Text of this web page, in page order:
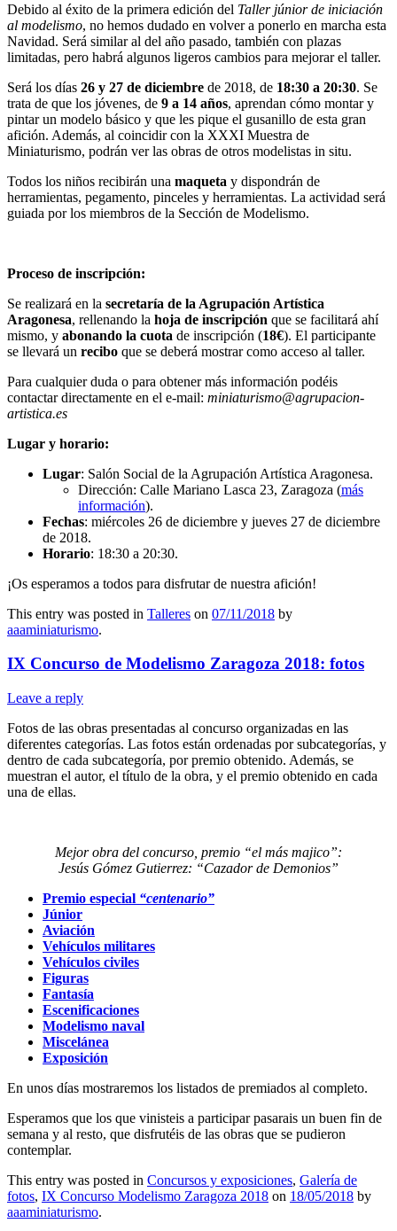
Debido al éxito de la primera edición del Taller júnior de iniciación
al modelismo, no hemos dudado en volver a ponerlo en marcha esta
Navidad. Será similar al del año pasado, también con plazas
limitadas, pero habrá algunos ligeros cambios para mejorar el taller.
Será los días 26 y 27 de diciembre de 2018, de 18:30 a 20:30. Se
trata de que los jóvenes, de 9 a 14 años, aprendan cómo montar y
pintar un modelo básico y que les pique el gusanillo de esta gran
afición. Además, al coincidir con la XXXI Muestra de
Miniaturismo, podrán ver las obras de otros modelistas in situ.
Todos los niños recibirán una maqueta y dispondrán de
herramientas, pegamento, pinceles y herramientas. La actividad será
guiada por los miembros de la Sección de Modelismo.
Proceso de inscripción:
Se realizará en la secretaría de la Agrupación Artística
Aragonesa, rellenando la hoja de inscripción que se facilitará ahí
mismo, y abonando la cuota de inscripción (18€). El participante
se llevará un recibo que se deberá mostrar como acceso al taller.
Para cualquier duda o para obtener más información podéis
contactar directamente en el e-mail: miniaturismo@agrupacion-
artistica.es
Lugar y horario:
Lugar: Salón Social de la Agrupación Artística Aragonesa.
Dirección: Calle Mariano Lasca 23, Zaragoza (más
información).
Fechas: miércoles 26 de diciembre y jueves 27 de diciembre
de 2018.
Horario: 18:30 a 20:30.
¡Os esperamos a todos para disfrutar de nuestra afición!
This entry was posted in Talleres on 07/11/2018 by
aaaminiaturismo.
IX Concurso de Modelismo Zaragoza 2018: fotos
Leave a reply
Fotos de las obras presentadas al concurso organizadas en las
diferentes categorías. Las fotos están ordenadas por subcategorías, y
dentro de cada subcategoría, por premio obtenido. Además, se
muestran el autor, el título de la obra, y el premio obtenido en cada
una de ellas.
Mejor obra del concurso, premio “el más majico”:
Jesús Gómez Gutierrez: “Cazador de Demonios”
Premio especial “centenario”
Júnior
Aviación
Vehículos militares
Vehículos civiles
Figuras
Fantasía
Escenificaciones
Modelismo naval
Miscelánea
Exposición
En unos días mostraremos los listados de premiados al completo.
Esperamos que los que vinisteis a participar pasarais un buen fin de
semana y al resto, que disfrutéis de las obras que se pudieron
contemplar.
This entry was posted in Concursos y exposiciones, Galería de
fotos, IX Concurso Modelismo Zaragoza 2018 on 18/05/2018 by
aaaminiaturismo.